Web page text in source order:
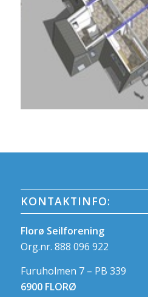
KONTAKTINFO:
Florø Seilforening
Org.nr. 888 096 922
Furuholmen 7 – PB 339
6900 FLORØ